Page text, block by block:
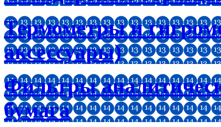
Термометры и
аксессуары)
Фильтры
бумага